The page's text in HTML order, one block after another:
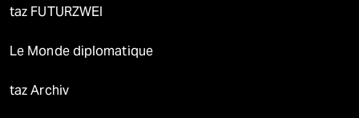
taz FUTURZWEI
Le Monde diplomatique
taz Archiv